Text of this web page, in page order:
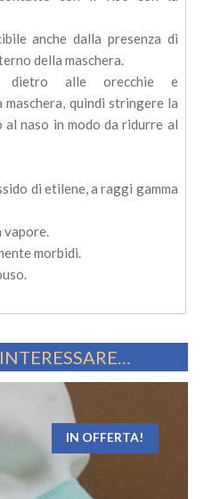
anche dalla presenza di
della maschera.
dietro alle orecchie e
maschera, quindi stringere la
naso in modo da ridurre al
di etilene, a raggi gamma
vapore.
morbidi.
IN OFFERTA!